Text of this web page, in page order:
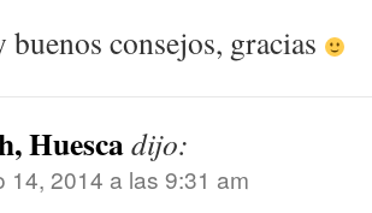
consejos, gracias
Huescadijo:
14, 2014 a las 9:31 am